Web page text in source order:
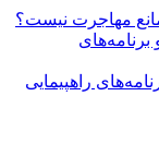
مهاجرت نیست؟
راهپیمایی